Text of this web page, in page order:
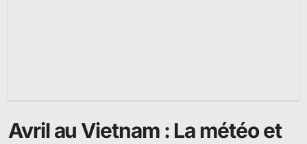
Avril au Vietnam : La météo et